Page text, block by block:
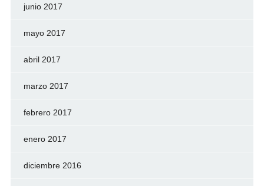
junio 2017
mayo 2017
abril 2017
marzo 2017
febrero 2017
enero 2017
diciembre 2016